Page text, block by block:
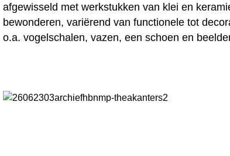
afgewisseld met werkstukken van klei en
bewonderen, variërend van functionele tot
o.a. vogelschalen, vazen, een schoen en